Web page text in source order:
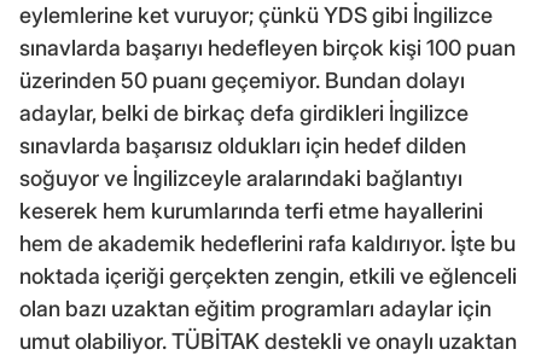
eylemlerine ket vuruyor; çünkü YDS gibi İngilizce
sınavlarda başarıyı hedefleyen birçok kişi 100 puan
üzerinden 50 puanı geçemiyor. Bundan dolayı
adaylar, belki de birkaç defa girdikleri İngilizce
sınavlarda başarısız oldukları için hedef dilden
soğuyor ve İngilizceyle aralarındaki bağlantıyı
keserek hem kurumlarında terfi etme hayallerini
hem de akademik hedeflerini rafa kaldırıyor. İşte bu
noktada içeriği gerçekten zengin, etkili ve eğlenceli
olan bazı uzaktan eğitim programları adaylar için
umut olabiliyor. TÜBİTAK destekli ve onaylı uzaktan